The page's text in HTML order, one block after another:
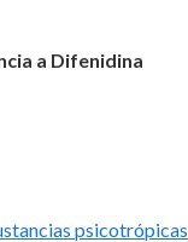
a Difenidina
psicotrópicas